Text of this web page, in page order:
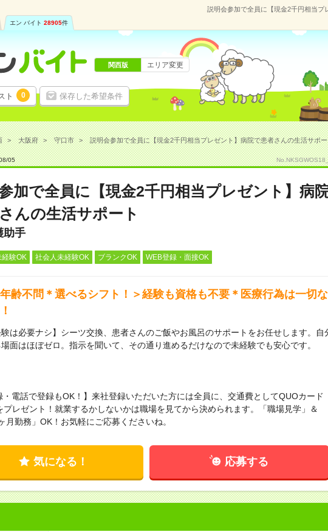
説明会参加で全員に【現金2千円相当プ
エン バイト 28905件
ト 0 保存した希望条件
関西版 エリア変更
大阪府 守口市 説明会参加で全員に【現金2千円相当プレゼント】病院で患者さんの生活サポ
/05
加で全員に【現金2千円相当プレゼント】病
んの生活サポート
助手
験OK 社会人未経験OK ブランクOK WEB登録・面接OK
年齢不問＊選べるシフト！＞経験も資格も不要＊医療行為は一切な
験は必要ナシ】シーツ交換、患者さんのご飯やお風呂のサポートをお任せします。自
面はほぼゼロ。指示を聞いて、その通り進めるだけなので未経験でも安心です。
・電話で登録もOK！】来社登録いただいた方には全員に、交通費としてQUOカード
プレゼント！就業するかしないかは職場を見てから決められます。「職場見学」＆
月勤務」OK！お気軽にご応募くださいね。
気になる！ 応募する